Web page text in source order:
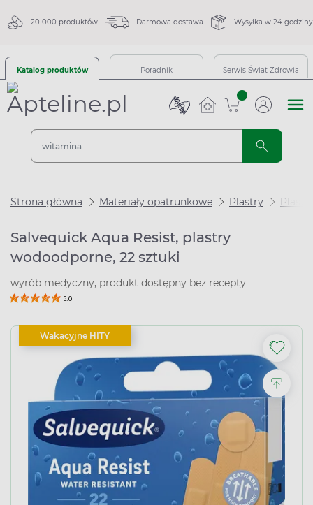
20 000 produktów Darmowa dostawa Wysyłka w 24 godziny
Katalog produktów Poradnik Serwis Świat Zdrowia
sztuk
Strona główna Materiały opatrunkowe Plastry
Salvequick Aqua Resist, plastry
wodoodporne, 22 sztuki
wyrób medyczny, produkt dostępny bez recepty
5.0
Wakacyjne HITY